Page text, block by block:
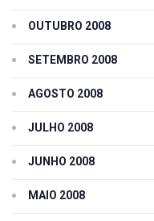
OUTUBRO 2008
SETEMBRO 2008
AGOSTO 2008
JULHO 2008
JUNHO 2008
MAIO 2008